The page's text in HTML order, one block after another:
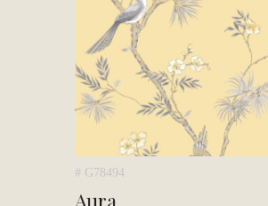
# G78494
Aura